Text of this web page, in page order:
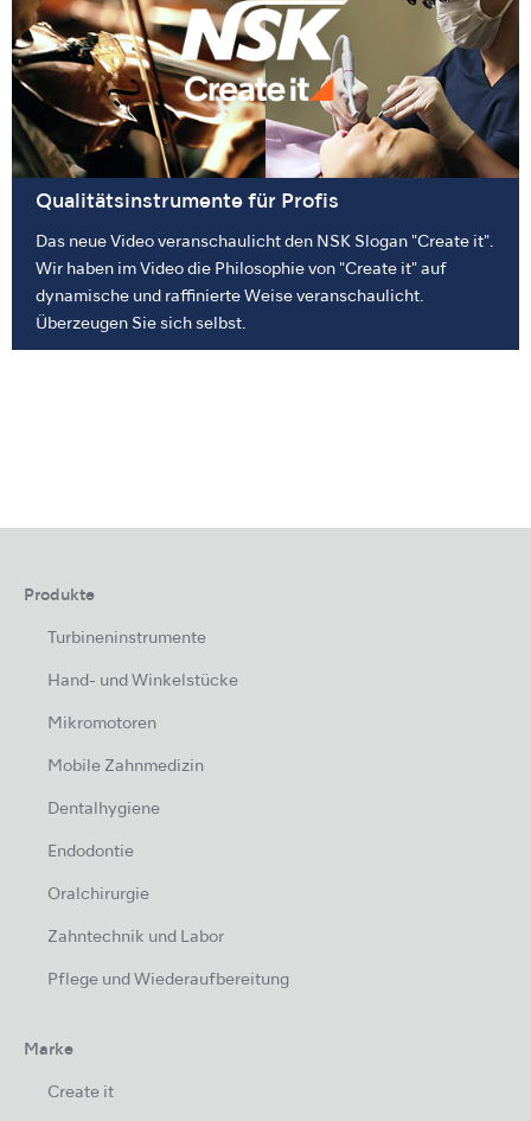
Qualitätsinstrumente für Profis
Das neue Video veranschaulicht den NSK Slogan "Create it".
Wir haben im Video die Philosophie von "Create it" auf
dynamische und raffinierte Weise veranschaulicht.
Überzeugen Sie sich selbst.
Produkte
Turbineninstrumente
Hand- und Winkelstücke
Mikromotoren
Mobile Zahnmedizin
Dentalhygiene
Endodontie
Oralchirurgie
Zahntechnik und Labor
Pflege und Wiederaufbereitung
Marke
Create it